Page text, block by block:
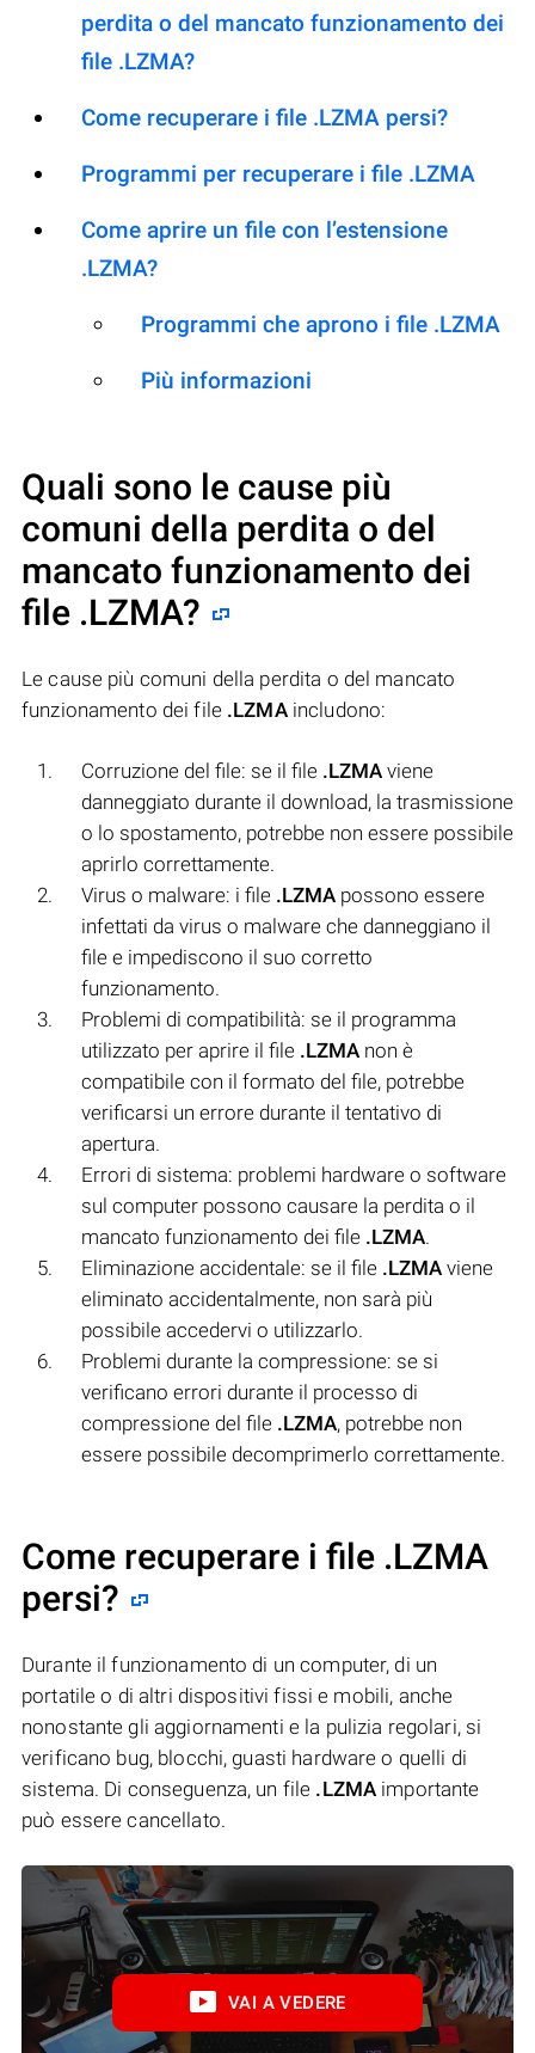
perdita o del mancato funzionamento dei
file .LZMA?
Come recuperare i file .LZMA persi?
Programmi per recuperare i file .LZMA
Come aprire un file con l’estensione
.LZMA?
Programmi che aprono i file .LZMA
Più informazioni
Quali sono le cause più
comuni della perdita o del
mancato funzionamento dei
file .LZMA?
Le cause più comuni della perdita o del mancato
funzionamento dei file .LZMAincludono:
Corruzione del file: se il file .LZMA viene
danneggiato durante il download, la trasmissione
o lo spostamento, potrebbe non essere possibile
aprirlo correttamente.
Virus o malware: i file .LZMA possono essere
infettati da virus o malware che danneggiano il
file e impediscono il suo corretto
funzionamento.
Problemi di compatibilità: se il programma
utilizzato per aprire il file .LZMA non è
compatibile con il formato del file, potrebbe
verificarsi un errore durante il tentativo di
apertura.
Errori di sistema: problemi hardware o software
sul computer possono causare la perdita o il
mancato funzionamento dei file .LZMA.
Eliminazione accidentale: se il file .LZMA viene
eliminato accidentalmente, non sarà più
possibile accedervi o utilizzarlo.
Problemi durante la compressione: se si
verificano errori durante il processo di
compressione del file .LZMA, potrebbe non
essere possibile decomprimerlo correttamente.
Come recuperare i file .LZMA
persi?
Durante il funzionamento di un computer, di un
portatile o di altri dispositivi fissi e mobili, anche
nonostante gli aggiornamenti e la pulizia regolari, si
verificano bug, blocchi, guasti hardware o quelli di
sistema. Di conseguenza, un file .LZMA importante
può essere cancellato.
VAI A VEDERE